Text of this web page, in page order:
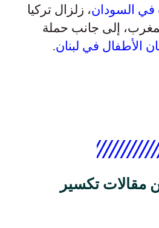
في السودان، زلزال تركيا
إلى جانب حملة
الأطفال في لبنان.
مقالات تكسير